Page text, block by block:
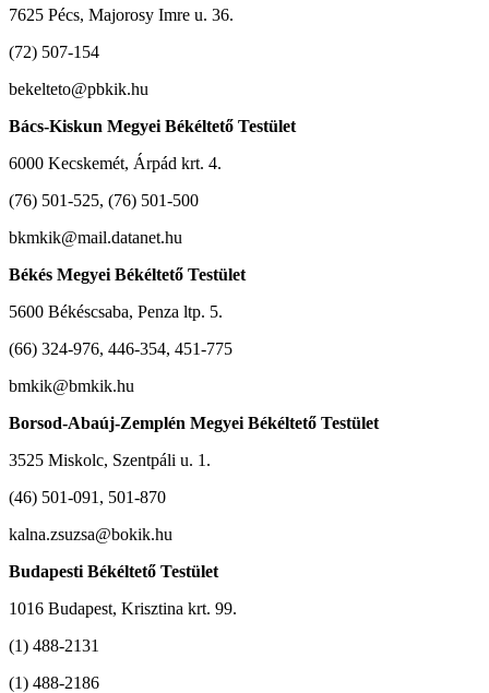
7625 Pécs, Majorosy Imre u. 36.
(72) 507-154
bekelteto@pbkik.hu
Bács-Kiskun Megyei Békéltető Testület
6000 Kecskemét, Árpád krt. 4.
(76) 501-525, (76) 501-500
bkmkik@mail.datanet.hu
Békés Megyei Békéltető Testület
5600 Békéscsaba, Penza ltp. 5.
(66) 324-976, 446-354, 451-775
bmkik@bmkik.hu
Borsod-Abaúj-Zemplén Megyei Békéltető Testület
3525 Miskolc, Szentpáli u. 1.
(46) 501-091, 501-870
kalna.zsuzsa@bokik.hu
Budapesti Békéltető Testület
1016 Budapest, Krisztina krt. 99.
(1) 488-2131
(1) 488-2186